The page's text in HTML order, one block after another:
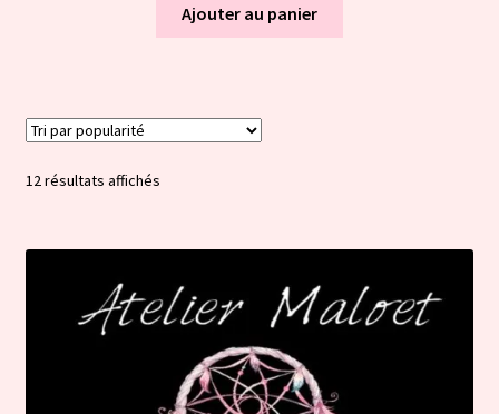
Ajouter au panier
12 résultats affichésTrié